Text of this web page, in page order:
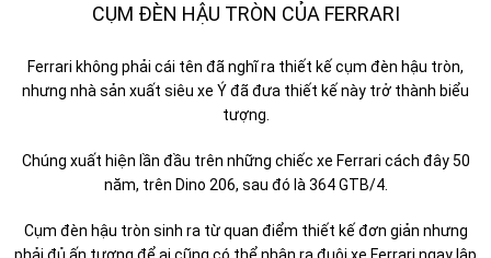
CỤM ĐÈN HẬU TRÒN CỦA FERRARI
Ferrari không phải cái tên đã nghĩ ra thiết kế cụm đèn hậu tròn,
nhưng nhà sản xuất siêu xe Ý đã đưa thiết kế này trở thành biểu
tượng.
Chúng xuất hiện lần đầu trên những chiếc xe Ferrari cách đây 50
năm, trên Dino 206, sau đó là 364 GTB/4.
Cụm đèn hậu tròn sinh ra từ quan điểm thiết kế đơn giản nhưng
phải đủ ấn tượng để ai cũng có thể nhận ra đuôi xe Ferrari ngay lập